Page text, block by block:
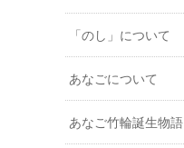
「のし」について
あなごについて
あなご竹輪誕生物語